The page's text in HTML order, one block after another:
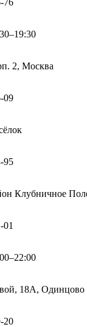
2, Москва
09
95
Клубничное
01
18А, Одинцово
20